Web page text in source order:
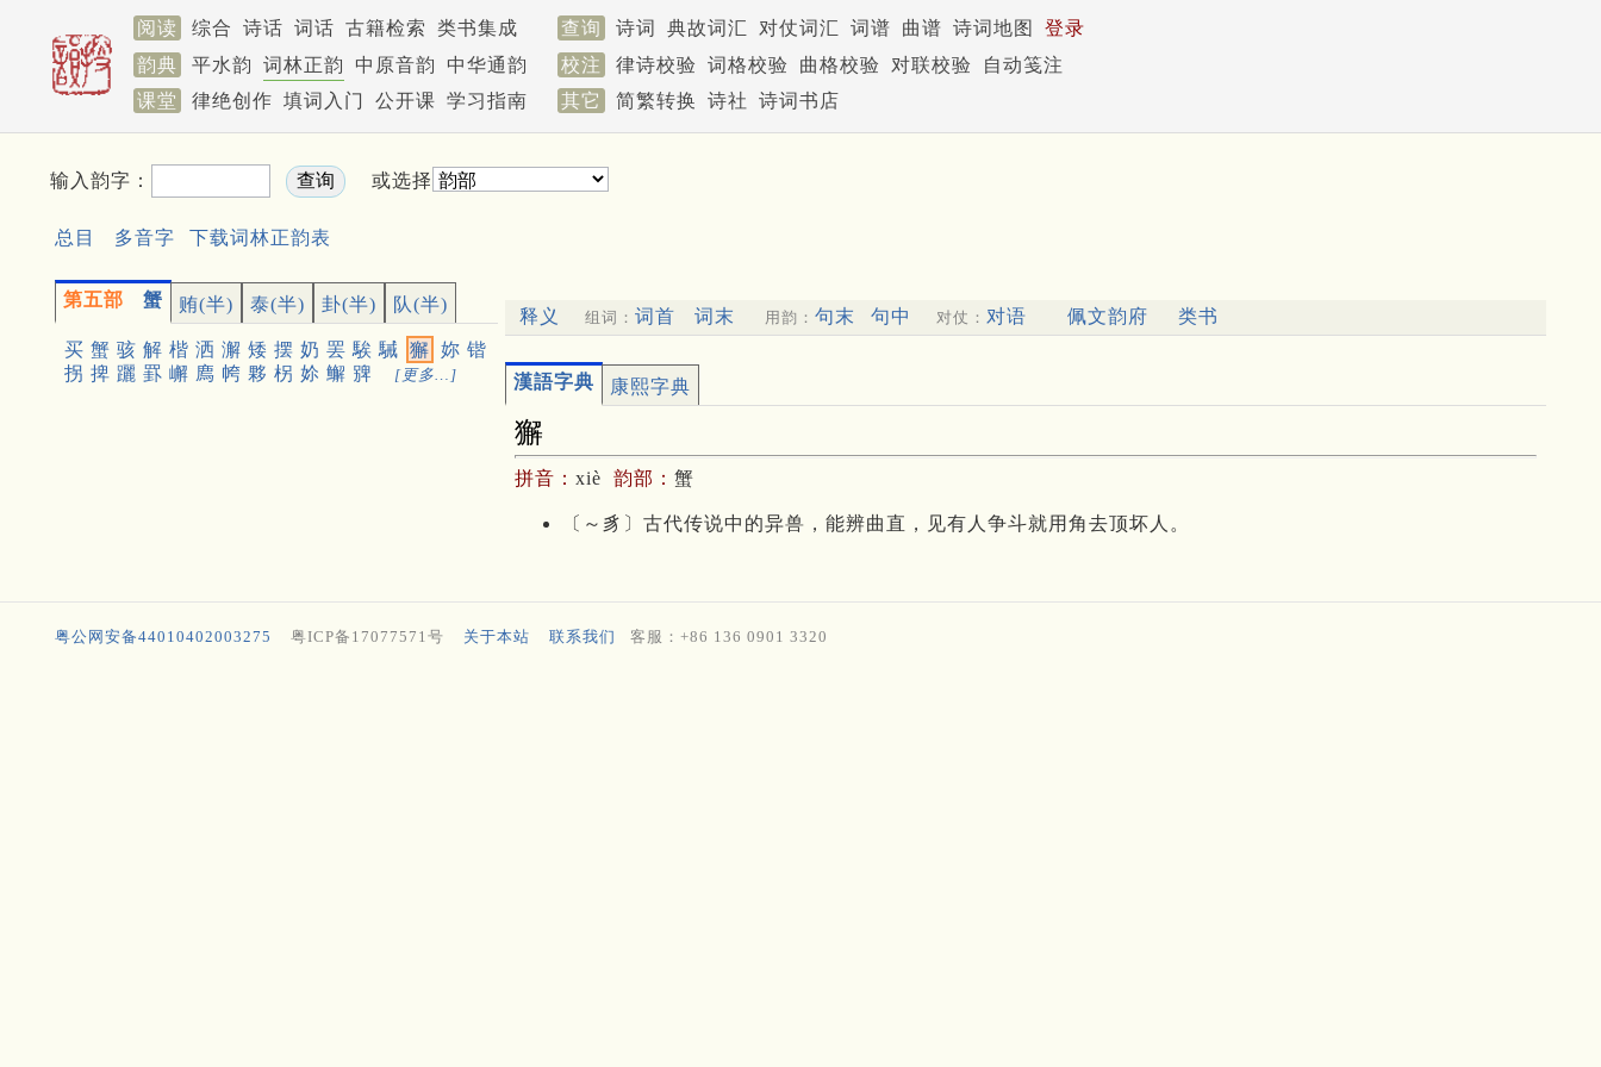
阅读 综合 诗话 词话 古籍检索 类书集成 查询 诗词 典故词汇 对仗词汇 词谱 曲谱 诗词地图
登录
韵典
平水韵 词林正韵 中原音韵 中华通韵 校注 律诗校验 词格校验 曲格校验 对联校验
自动笺注
课堂
律绝创作 填词入门 公开课 学习指南 其它 简繁转换 诗社 诗词书店
输入韵字： 或选择
总目 多音字 下载词林正韵表
第五部 蟹 贿(半) 泰(半) 卦(半) 队(半)
买 蟹 骇 解 楷 洒 澥 矮 摆 奶 罢 騃 駴 獬 妳 锴
拐 捭 躧 罫 嶰 廌 㡁 夥 柺 㚷 䲒 㗗 [更多…]
释义 组词： 词首 词末 用韵： 句末 句中 对仗： 对语 佩文韵府 类书
漢語字典 康熙字典
獬
拼音： xiè 韵部： 蟹
〔～豸〕古代传说中的异兽，能辨曲直，见有人争斗就用角去顶坏人。
粤公网安备44010402003275 粤ICP备17077571号 关于本站 联系我们 客服：+86 136 0901 3320